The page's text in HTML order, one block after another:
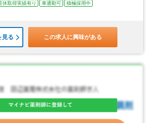
休取得実績有り 車通勤可
積極採用中
見る この求人に興味がある